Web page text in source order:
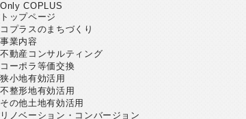
Only COPLUS
トップページ
コプラスのまちづくり
事業内容
不動産コンサルティング
コーポラ等価交換
狭小地有効活用
不整形地有効活用
その他土地有効活用
リノベーション・コンバージョン